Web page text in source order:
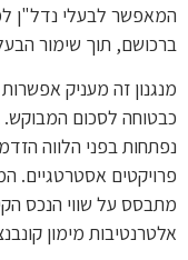
המאפשר לבעלי נדל"ן
ברכושם, תוך שימור
מנגנון זה מעניק
כבטוחה לסכום
נפתחות בפני הלווה
פרויקטים אסטרטגיים.
מתבסס על שווי הנכס
אלטרנטיבות מימון